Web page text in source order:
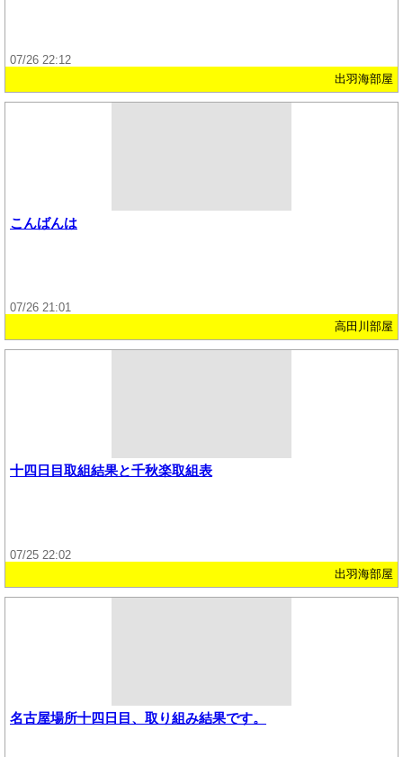
07/26 22:12
出羽海部屋
こんばんは
07/26 21:01
高田川部屋
十四日目取組結果と千秋楽取組表
07/25 22:02
出羽海部屋
名古屋場所十四日目、取り組み結果です。